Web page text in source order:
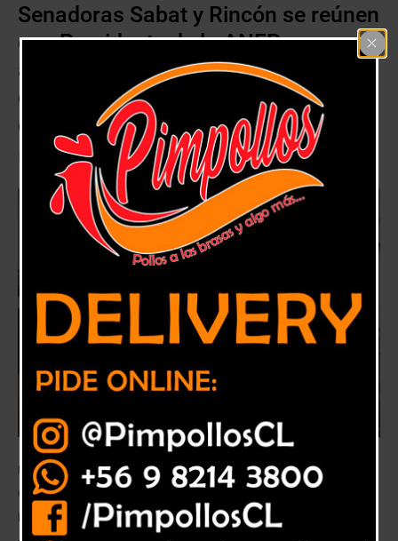
Senadoras Sabat y Rincón se reúnen
con Presidente de la ANFP y
anuncian proyecto para impedir
contratación de futbolistas
condenados por VIF
8 septiembre, 2020 Deportes
Las parlamentarias también abordaron la situación del jugador de Colo
Colo que tiene dos condenas por violencia intrafamiliar y manifestaron
la importancia de que dicho club se manifieste y no siga guardando